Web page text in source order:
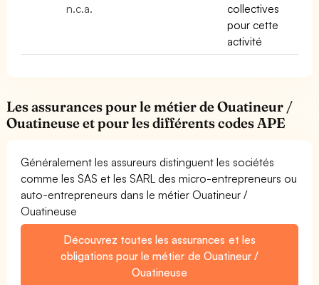
n.c.a.
collectives
pour cette
activité
Les assurances pour le métier de Ouatineur /
Ouatineuse et pour les différents codes APE
Généralement les assureurs distinguent les sociétés
comme les SAS et les SARL des micro-entrepreneurs ou
auto-entrepreneurs dans le métier Ouatineur /
Ouatineuse
Découvrez toutes les assurances et les
obligations pour le métier de Ouatineur /
Ouatineuse